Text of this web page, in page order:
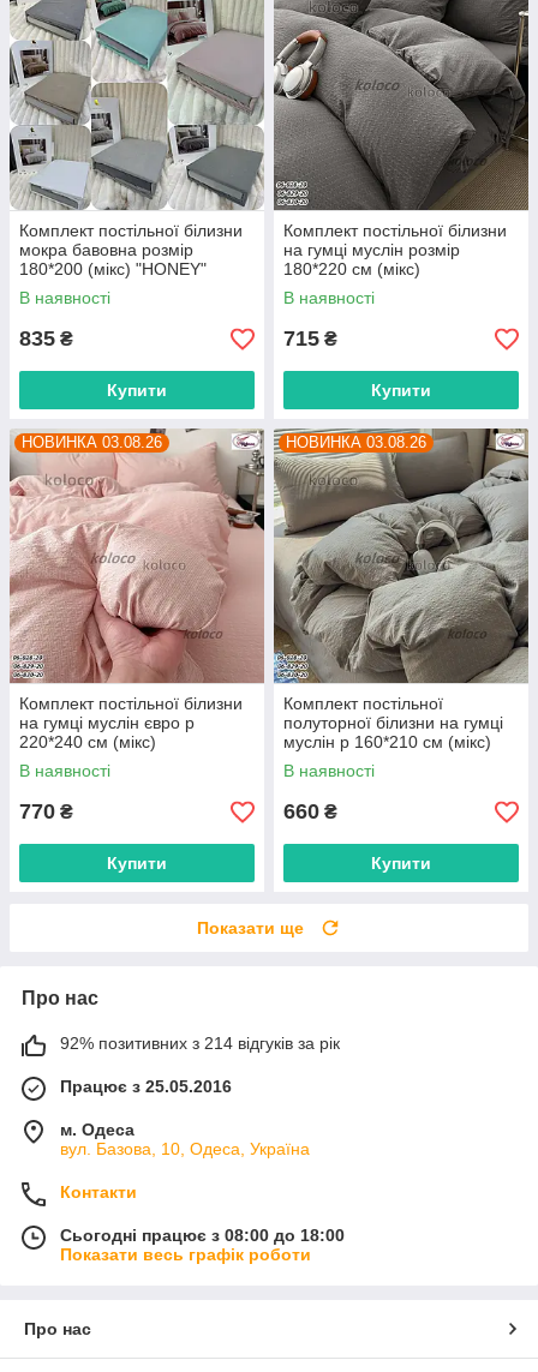
Комплект постільної білизни
мокра бавовна розмір
180*200 (мікс) "HONEY"
недорого від прямого
постачальника
В наявності
835 ₴
Купити
Комплект постільної білизни
на гумці муслін розмір
180*220 см (мікс)
"POSTELKA" недорого від
прямого постачальника
В наявності
715 ₴
Купити
НОВИНКА 03.08.26
Комплект постільної білизни
на гумці муслін євро р
220*240 см (мікс)
"POSTELKA" недорого від
прямого постачальника
В наявності
770 ₴
Купити
НОВИНКА 03.08.26
Комплект постільної
полуторної білизни на гумці
муслін р 160*210 см (мікс)
"POSTELKA" недорого від
прямого постачальника
В наявності
660 ₴
Купити
Показати ще
Про нас
92% позитивних з 214 відгуків за рік
Працює з 25.05.2016
м. Одеса
вул. Базова, 10, Одеса, Україна
Контакти
Сьогодні працює з 08:00 до 18:00
Показати весь графік роботи
Про нас